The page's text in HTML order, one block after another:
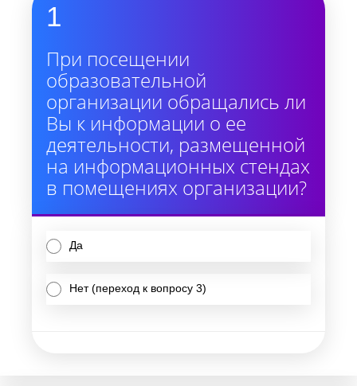
1
При посещении
образовательной
организации обращались ли
Вы к информации о ее
деятельности, размещенной
на информационных стендах
в помещениях организации?
Да
Нет (переход к вопросу 3)